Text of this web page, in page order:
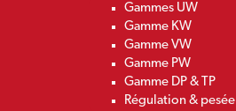
Gammes UW
Gamme KW
Gamme VW
Gamme PW
Gamme DP & TP
Régulation & pesée